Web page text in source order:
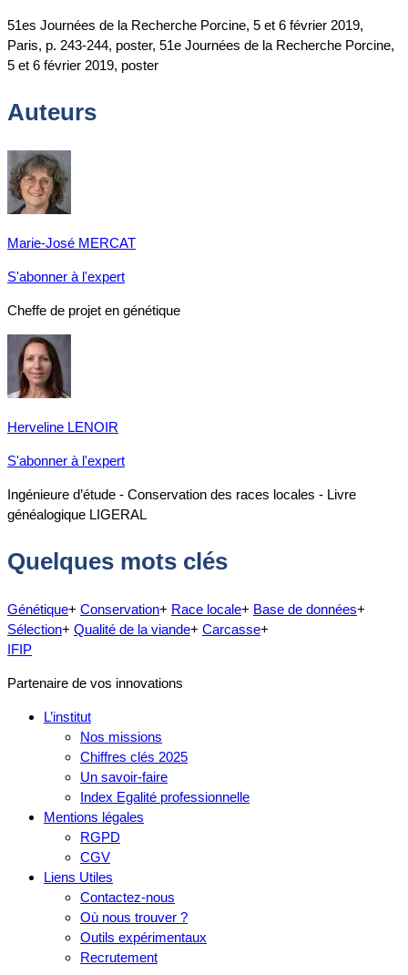
51es Journées de la Recherche Porcine, 5 et 6 février 2019,
Paris, p. 243-244, poster, 51e Journées de la Recherche Porcine,
5 et 6 février 2019, poster
Auteurs
Marie-José MERCAT
S'abonner à l'expert
Cheffe de projet en génétique
Herveline LENOIR
S'abonner à l'expert
Ingénieure d’étude - Conservation des races locales - Livre
généalogique LIGERAL
Quelques mots clés
Génétique+ Conservation+ Race locale+ Base de données+
Sélection+ Qualité de la viande+ Carcasse+
IFIP
Partenaire de vos innovations
L’institut
Nos missions
Chiffres clés 2025
Un savoir-faire
Index Egalité professionnelle
Mentions légales
RGPD
CGV
Liens Utiles
Contactez-nous
Où nous trouver ?
Outils expérimentaux
Recrutement